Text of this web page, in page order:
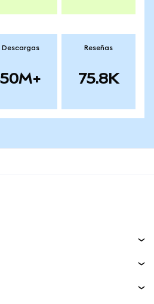
Descargas
50M+
Reseñas
75.8K